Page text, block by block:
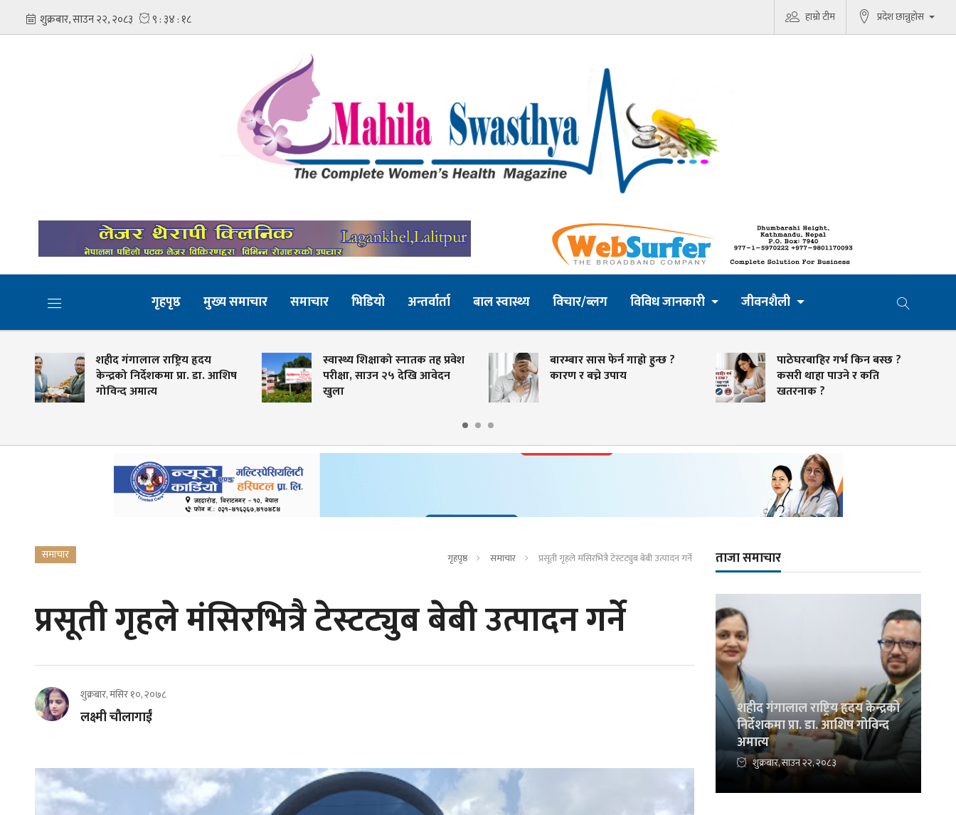
हाम्रो टीम प्रदेश छान्नुहोस
गृहपृष्ठ मुख्य समाचार समाचार भिडियो अन्तर्वार्ता बाल स्वास्थ्य विचार/ब्लग विविध जानकारी जीवनशैली
शहीद गंगालाल राष्ट्रिय हृदय
केन्द्रको निर्देशकमा प्रा. डा. आशिष
गोविन्द अमात्य
स्वास्थ्य शिक्षाको स्नातक तह प्रवेश
परीक्षा, साउन २५ देखि आवेदन
खुला
बारम्बार सास फेर्न गाह्रो हुन्छ ?
कारण र बच्ने उपाय
पाठेघरबाहिर गर्भ किन बस्छ ?
कसरी थाहा पाउने र कति
खतरनाक ?
समाचार गृहपृष्ठ समाचार प्रसूती गृहले मंसिरभित्रै टेस्टट्युब बेबी उत्पादन गर्ने
प्रसूती गृहले मंसिरभित्रै टेस्टट्युब बेबी उत्पादन गर्ने
शुक्रबार, मंसिर १०, २०७८
लक्ष्मी चौलागाईं
ताजा समाचार
शहीद गंगालाल राष्ट्रिय हृदय केन्द्रको
निर्देशकमा प्रा. डा. आशिष गोविन्द
अमात्य
शुक्रबार, साउन २२, २०८३